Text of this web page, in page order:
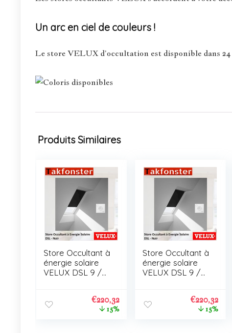
Un arc en ciel de couleurs !
Le store VELUX d’occultation est disponible dans 24
Produits Similaires
Store Occultant à
énergie solaire
VELUX DSL 9 /
€220,32
15%
Store Occultant à
énergie solaire
VELUX DSL 9 /
€220,32
15%